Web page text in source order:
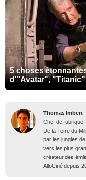
5 choses
d'"Avatar", "Titanic"
Thomas Imbert
Chef de rubrique
De la Terre du
par les jungles
vers les plus
créateur des
AlloCiné depuis